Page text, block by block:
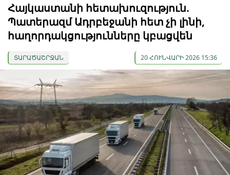
Հայկաստանի հետախուզություն.
Պատերազմ Ադրբեջանի հետ չի լինի,
հաղորդակցությունները կբացվեն
ՏԱՐԱԾԱՇՐՋԱՆ 20 ՀՈՒՆՎԱՐԻ 2026 15:36